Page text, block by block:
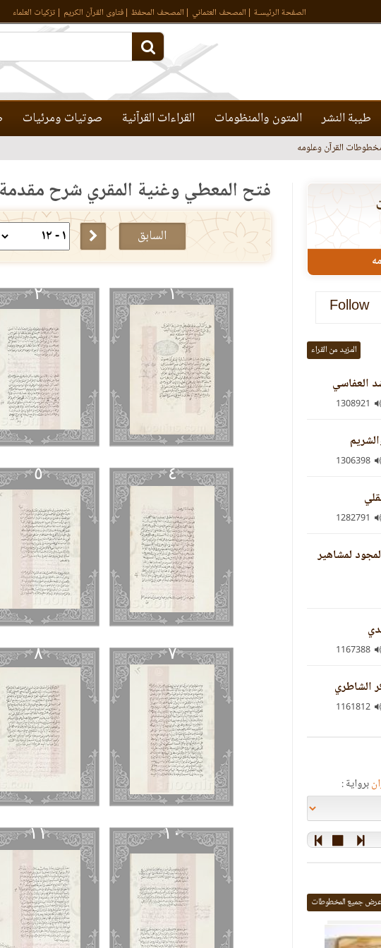
الصفحة الرئيسـة المصحف العثماني المصحف المحفظ فتاوى القرآن الكريم تزكيات العلماء
طيبة النشر المتون والمنظومات القراءات القرآنية صوتيات ومرئيات
القرآن وعلومه
فتح المعطي وغنية المقري شرح
السابق
١ ٢
٤ ٥
٧ ٨
١٠ ١١
Follow
المزيد من القراء
العفاسي
1306398
لمشاهير
1167388
الشاطري
1161812
برواية :
عرض جميع المخطوطات